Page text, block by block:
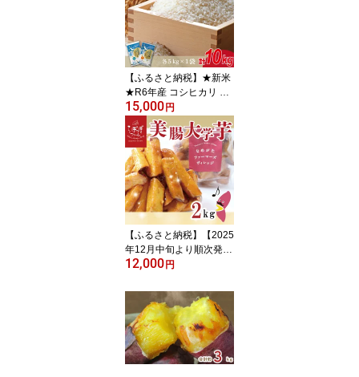
めき 令和7年産 茨城県産
行方市 人気
【ふるさと納税】★新米
★R6年産 コシヒカリ 5k
g＋ミルキークイーン 5k
g 茨城県産米 おいし
さ食べ比べセット(HA-10
-1)
15,000 円
【ふるさと納税】【2025
年12月中旬より順次発
送】らぽっぽファーム
も 2kg｜さつまいも 大学
芋 芋 サツマイモ だいが
くいも スイーツ お菓子
冷凍 美腸大学芋 人気 送
料無料 茨城県 行方市 ら
ぽっぽファーム(CQ-25-
12,000 円